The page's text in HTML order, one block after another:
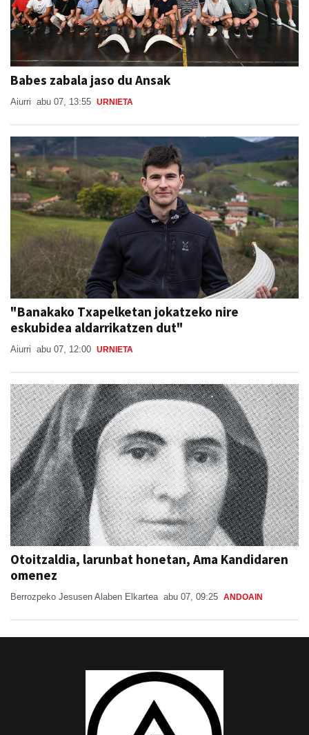
Babes zabala jaso du Ansak
Aiurri abu 07, 13:55 URNIETA
"Banakako Txapelketan jokatzeko nire
eskubidea aldarrikatzen dut"
Aiurri abu 07, 12:00 URNIETA
Otoitzaldia, larunbat honetan, Ama Kandidaren
omenez
Berrozpeko Jesusen Alaben Elkartea abu 07, 09:25 ANDOAIN